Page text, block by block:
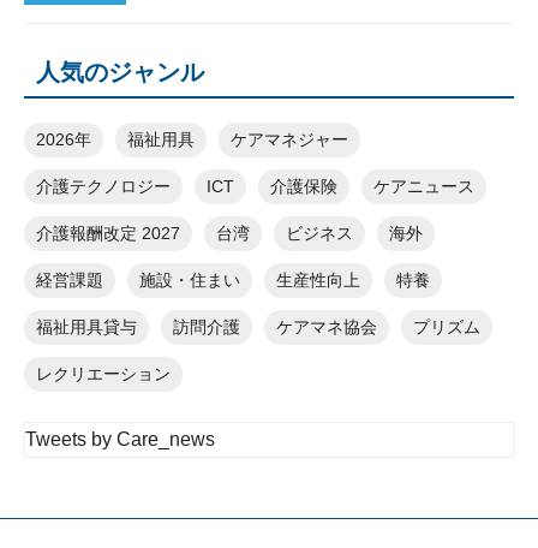
人気のジャンル
2026年 福祉用具 ケアマネジャー
介護テクノロジー ICT 介護保険 ケアニュース
介護報酬改定 2027 台湾 ビジネス 海外
経営課題 施設・住まい 生産性向上 特養
福祉用具貸与 訪問介護 ケアマネ協会 プリズム
レクリエーション
Tweets by Care_news